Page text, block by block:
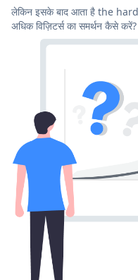
लेकिन इसके बाद आता है the
अधिक विज़िटर्स का समर्थन कैसे करें?